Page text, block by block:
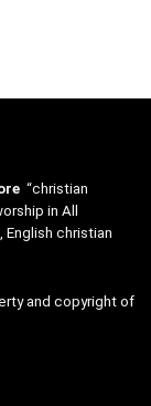
“christian
in All
English christian
and copyright of